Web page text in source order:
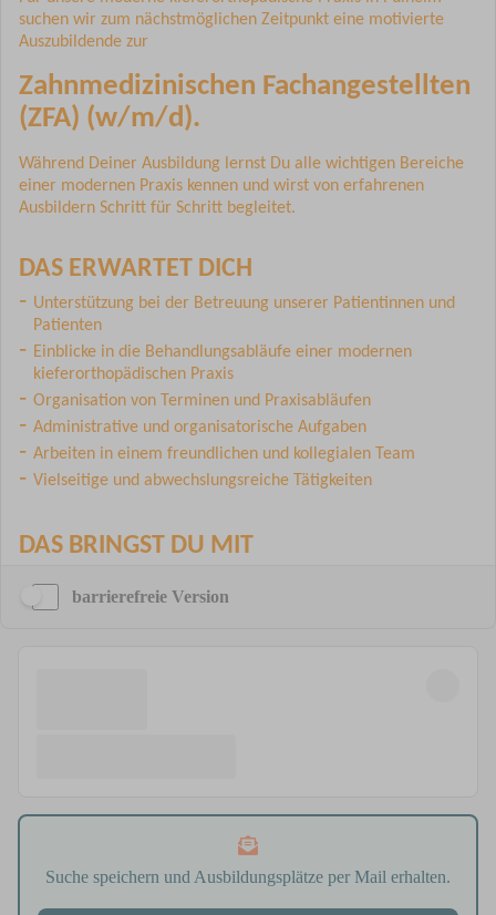
barrierefreie Version
Suche speichern und Ausbildungsplätze per Mail erhalten.